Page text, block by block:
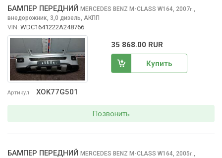
Артикул XOK77G501
БАМПЕР ПЕРЕДНИЙ MERCEDES BENZ M-CLASS W164, 2007г.
внедорожник, 3,0 дизель, АКПП
VIN: WDC1641222A248766
35 868.00 RUR
Купить
Позвонить
БАМПЕР ПЕРЕДНИЙ MERCEDES BENZ M-CLASS W164, 2005г.